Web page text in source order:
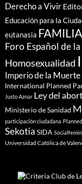
Derecho a Vivir
Educación para la
eutanasia FAMILIA
Foro Español de
Homosexualidad
Imperio de la Muerte
International Planned
Justo Aznar Ley del
Ministerio de Sanidad
participación ciudadana
Sekotia SIDA
Universidad Católica de